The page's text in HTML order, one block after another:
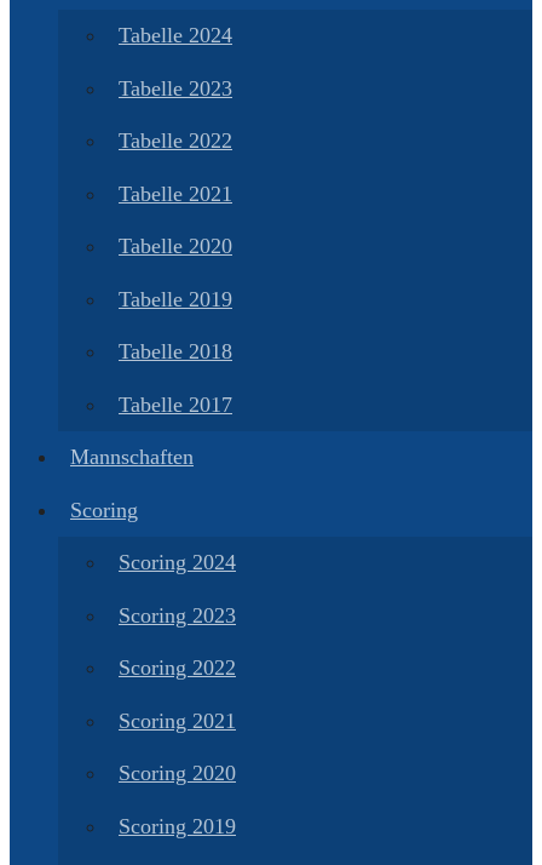
Tabelle 2024
Tabelle 2023
Tabelle 2022
Tabelle 2021
Tabelle 2020
Tabelle 2019
Tabelle 2018
Tabelle 2017
Mannschaften
Scoring
Scoring 2024
Scoring 2023
Scoring 2022
Scoring 2021
Scoring 2020
Scoring 2019